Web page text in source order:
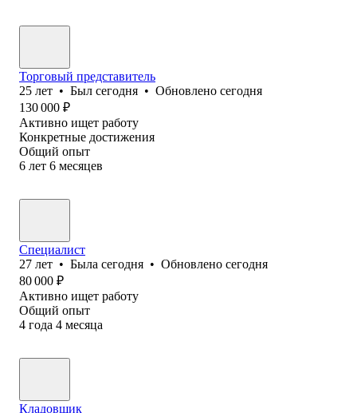
Торговый представитель
25 лет • Был сегодня • Обновлено сегодня
130 000 ₽
Активно ищет работу
Конкретные достижения
Общий опыт
6 лет 6 месяцев
Специалист
27 лет • Была сегодня • Обновлено сегодня
80 000 ₽
Активно ищет работу
Общий опыт
4 года 4 месяца
Кладовщик